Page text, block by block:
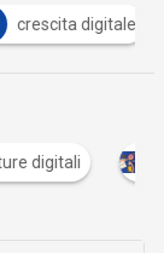
crescita digitale
digitali